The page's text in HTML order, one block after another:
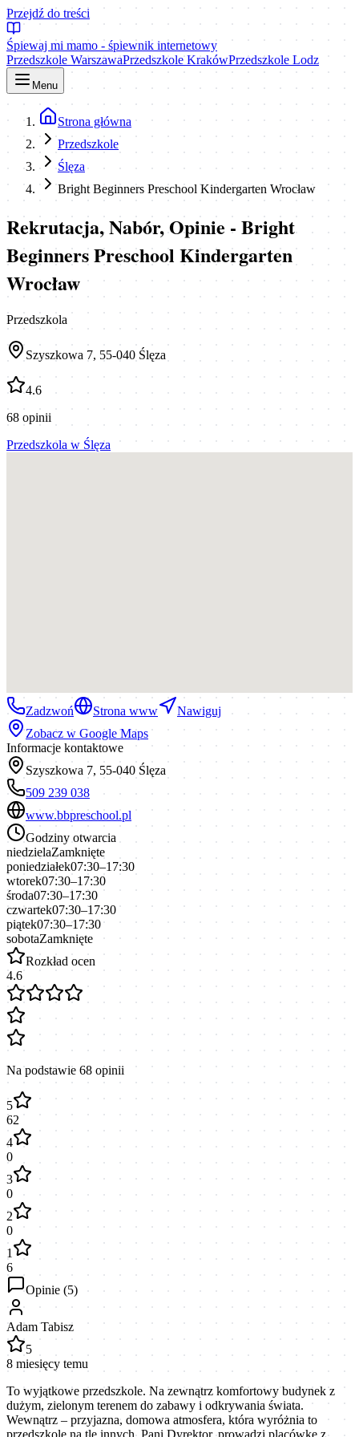
Przejdź do treści
Śpiewaj mi mamo - śpiewnik internetowy
Przedszkole WarszawaPrzedszkole KrakówPrzedszkole Lodz
Menu
Strona główna
Przedszkole
Ślęza
Bright Beginners Preschool Kindergarten Wrocław
Rekrutacja, Nabór, Opinie - Bright
Beginners Preschool Kindergarten
Wrocław
Przedszkola
Szyszkowa 7, 55-040 Ślęza
4.6
68 opinii
Przedszkola w Ślęza
Zadzwoń Strona www
Nawiguj
Zobacz w Google Maps
Informacje kontaktowe
Szyszkowa 7, 55-040 Ślęza
509 239 038
www.bbpreschool.pl
Godziny otwarcia
niedzielaZamknięte
poniedziałek07:30–17:30
wtorek07:30–17:30
środa07:30–17:30
czwartek07:30–17:30
piątek07:30–17:30
sobotaZamknięte
Rozkład ocen
4.6
Na podstawie 68 opinii
5
62
4
0
3
0
2
0
1
6
Opinie (5)
Adam Tabisz
5
8 miesięcy temu
To wyjątkowe przedszkole. Na zewnątrz komfortowy budynek z
dużym, zielonym terenem do zabawy i odkrywania świata.
Wewnątrz – przyjazna, domowa atmosfera, która wyróżnia to
przedszkole na tle innych. Pani Dyrektor, prowadzi placówkę z